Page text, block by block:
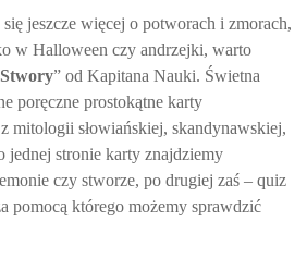
jeszcze więcej o potworach i zmorach,
w Halloween czy andrzejki, warto
” od Kapitana Nauki. Świetna
poręczne prostokątne karty
mitologii słowiańskiej, skandynawskiej,
jednej stronie karty znajdziemy
czy stworze, po drugiej zaś – quiz
pomocą którego możemy sprawdzić